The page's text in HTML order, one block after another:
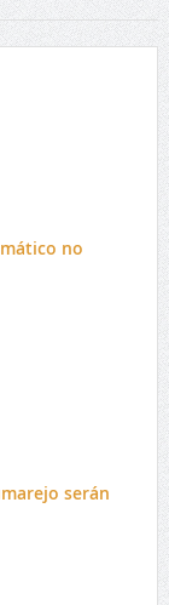
no
serán